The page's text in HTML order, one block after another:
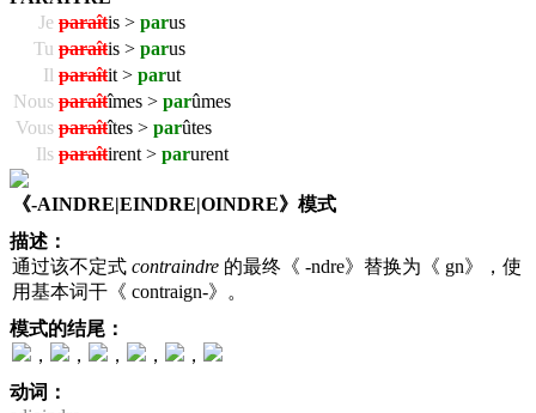
Je paraîtis > parus
Tu paraîtis > parus
Il paraîtit > parut
Nous paraîtîmes > parûmes
Vous paraîtîtes > parûtes
Ils paraîtirent > parurent
《-AINDRE|EINDRE|OINDRE》模式
描述：
通过该不定式 contraindre 的最终《 -ndre》替换为《 gn》，使
用基本词干《 contraign-》。
模式的结尾：
，
， ， ，
，
动词：